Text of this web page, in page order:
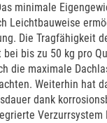
minimale
Leichtbauweise
Die Tragfähigkeit
bei bis zu 50 kg pro
die maximale
Weiterhin hat
dank
Verzurrsystem